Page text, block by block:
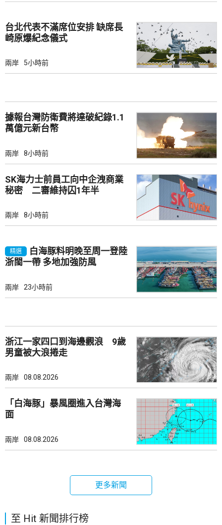
台北代表不滿席位安排 缺席長
崎原爆紀念儀式
兩岸 5小時前
據報台灣防衛費將達破紀錄1.1
萬億元新台幣
兩岸 8小時前
SK海力士前員工向中企洩商業
秘密 二審維持囚1年半
兩岸 8小時前
精選
白海豚料明晚至周一登陸
浙閩一帶 多地加強防風
兩岸 23小時前
浙江一家四口到海邊觀浪 9歲
男童被大浪捲走
兩岸 08.08.2026
「白海豚」暴風圈進入台灣海
面
兩岸 08.08.2026
更多新聞
至 Hit 新聞排行榜